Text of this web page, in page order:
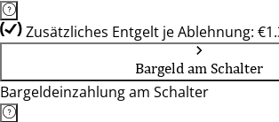
Zusätzliches Entgelt je Ablehnung:
Bargeld am Schalter
Bargeldeinzahlung am Schalter